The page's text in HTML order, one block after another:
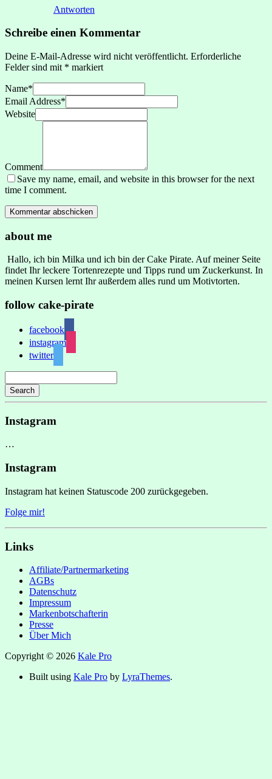
Antworten
Schreibe einen Kommentar
Deine E-Mail-Adresse wird nicht veröffentlicht. Erforderliche
Felder sind mit * markiert
Name*
Email Address*
Website
Comment
Save my name, email, and website in this browser for the next
time I comment.
about me
Hallo, ich bin Milka und ich bin der Cake Pirate. Auf meiner Seite
findet Ihr leckere Tortenrezepte und Tipps rund um Zuckerkunst. In
meinen Kursen lernt Ihr außerdem alles rund um Motivtorten.
follow cake-pirate
facebook
instagram
twitter
Search
Instagram
…
Instagram
Instagram hat keinen Statuscode 200 zurückgegeben.
Folge mir!
Links
Affiliate/Partnermarketing
AGBs
Datenschutz
Impressum
Markenbotschafterin
Presse
Über Mich
Copyright © 2026 Kale Pro
Built using Kale Pro by LyraThemes.